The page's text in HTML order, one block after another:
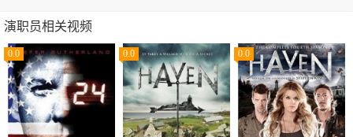
演职员相关视频
0.0 0.0 0.0